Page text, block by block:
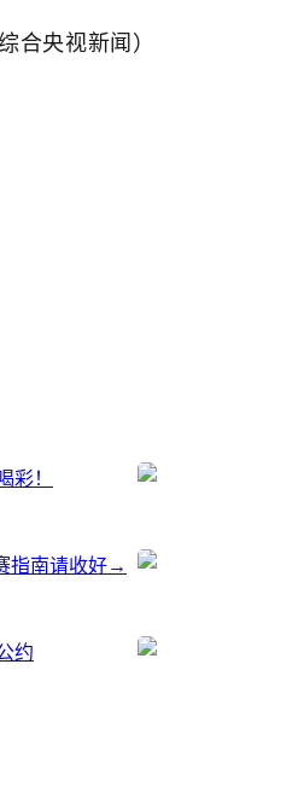
合央视新闻）
彩！
指南请收好→
约